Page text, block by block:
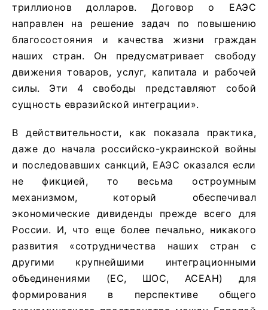
триллионов долларов. Договор о ЕАЭС
направлен на решение задач по повышению
благосостояния и качества жизни граждан
наших стран. Он предусматривает свободу
движения товаров, услуг, капитала и рабочей
силы. Эти 4 свободы представляют собой
сущность евразийской интеграции».
В действительности, как показала практика,
даже до начала российско-украинской войны
и последовавших санкций, ЕАЭС оказался если
не фикцией, то весьма остроумным
механизмом, который обеспечивал
экономические дивиденды прежде всего для
России. И, что еще более печально, никакого
развития «сотрудничества наших стран с
другими крупнейшими интеграцион­ными
объединениями (ЕС, ШОС, АСЕАН) для
формирования в перспективе общего